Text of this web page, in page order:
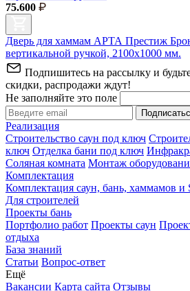
75.600
Дверь для хаммам АРТА Престиж
вертикальной ручкой, 2100х1000 мм.
Подпишитесь на рассылку и
скидки, распродажи ждут!
Не заполняйте это поле
Реализация
Строительство саун под ключ
ключ Отделка бани под ключ
Соляная комната Монтаж
Комплектация
Комплектация саун, бань, хаммамов и
Для строителей
Проекты бань
Портфолио работ Проекты саун
отдыха
База знаний
Статьи Вопрос-ответ
Ещё
Вакансии Карта сайта Отзывы